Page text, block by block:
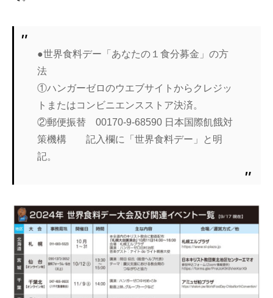
●世界食料デー「あなたの１食分募金」の方
法
①ハンガーゼロのウエブサイトからクレジッ
トまたはコンビニエンスストア決済。
②郵便振替 00170-9-68590 日本国際飢餓対
策機構 記入欄に「世界食料デー」と明
記。